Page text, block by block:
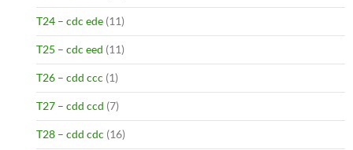
T24 – cdc ede (11)
T25 – cdc eed (11)
T26 – cdd ccc (1)
T27 – cdd ccd (7)
T28 – cdd cdc (16)